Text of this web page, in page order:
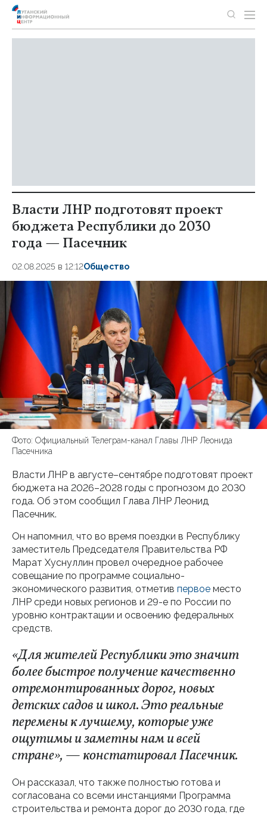
Власти ЛНР подготовят проект
бюджета Республики до 2030
года — Пасечник
02.08.2025 в 12:12Общество
Фото: Официальный Телеграм-канал Главы ЛНР Леонида
Пасечника
Власти ЛНР в августе–сентябре подготовят проект
бюджета на 2026–2028 годы с прогнозом до 2030
года. Об этом сообщил Глава ЛНР Леонид
Пасечник.
Он напомнил, что во время поездки в Республику
заместитель Председателя Правительства РФ
Марат Хуснуллин провел очередное рабочее
совещание по программе социально-
экономического развития, отметив первое место
ЛНР среди новых регионов и 29-е по России по
уровню контрактации и освоению федеральных
средств.
«Для жителей Республики это значит
более быстрое получение качественно
отремонтированных дорог, новых
детских садов и школ. Это реальные
перемены к лучшему, которые уже
ощутимы и заметны нам и всей
стране», — констатировал Пасечник.
Он рассказал, что также полностью готова и
согласована со всеми инстанциями Программа
строительства и ремонта дорог до 2030 года, где